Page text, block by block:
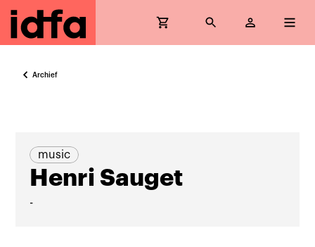
Archief
music
Henri Sauget
-